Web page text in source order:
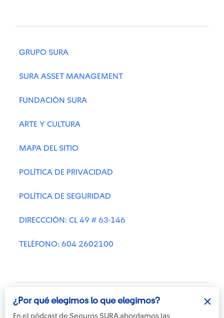
¿Por qué elegimos lo que elegimos?
En el pódcast de Seguros SURA abordamos las
GRUPO SURA
SURA ASSET MANAGEMENT
FUNDACIÓN SURA
ARTE Y CULTURA
MAPA DEL SITIO
POLÍTICA DE PRIVACIDAD
POLÍTICA DE SEGURIDAD
DIRECCCIÓN: CL 49 # 63-146
TELÉFONO: 604 2602100